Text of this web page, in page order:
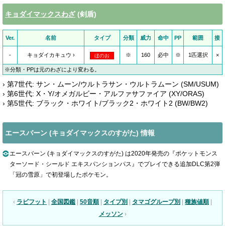
キョダイマックスわざ(剣盾)
Ver. 名前 タイプ 分類 威力 命中 PP 範囲 接
- キョダイカキュウ ほのお ※ 160 必中 ※ 1匹選択 ×
※分類・PPは元のわざにより変わる。
› 第7世代: サン・ムーン/ウルトラサン・ウルトラムーン (SM/USUM)
› 第6世代: X・Y/オメガルビー・アルファサファイア (XY/ORAS)
› 第5世代: ブラック・ホワイト/ブラック2・ホワイト2 (BW/BW2)
エースバーン (キョダイマックスのすがた) 情報
エースバーン (キョダイマックスのすがた) は2020年発売の『ポケットモンス
ターソード・シールド エキスパンションパス』でプレイできる追加DLC第2弾
「冠の雪原」で初登場したポケモン。
‹ ラビフット 全国図鑑 50音順 タイプ別 タマゴグループ別 種族値順
メッソン›